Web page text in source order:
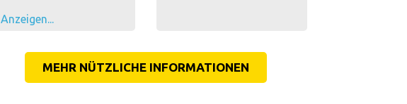
Anzeigen...
MEHR NÜTZLICHE INFORMATIONEN